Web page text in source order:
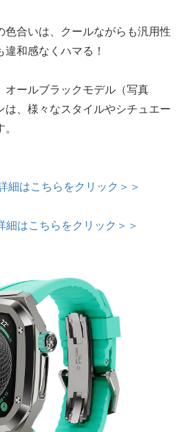
合いは、クールながらも汎用性
和感なくハマる！
オールブラックモデル（写真
、様々なスタイルやシチュエー
細はこちらをクリック＞＞
はこちらをクリック＞＞